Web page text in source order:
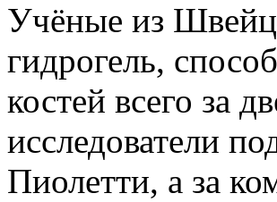
Учёные из
гидрогель,
костей всего за
исследователи
Пиолетти, а за